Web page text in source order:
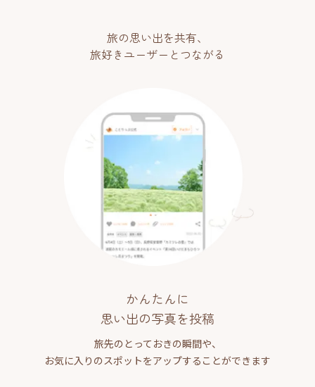
旅の思い出を共有、
旅好きユーザーとつながる
かんたんに
思い出の写真を投稿
旅先のとっておきの瞬間や、
お気に入りのスポットをアップすることができます